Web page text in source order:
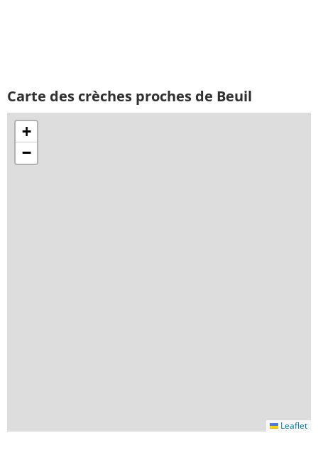
Carte des crèches proches de Beuil
+
−
Leaflet